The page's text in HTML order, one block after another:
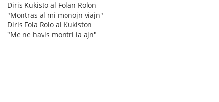
Diris Kukisto al Folan Rolon
"Montras al mi monojn viajn"
Diris Fola Rolo al Kukiston
"Me ne havis montri ia ajn"